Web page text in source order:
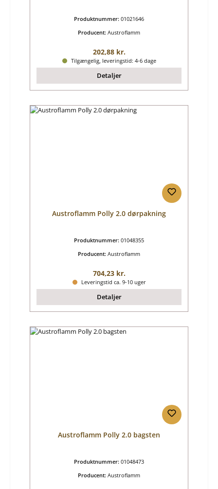
Produktnummer: 01021646
Producent: Austroflamm
Almindelig pris:
202,88 kr.
Tilgængelig, leveringstid: 4-6 dage
Detaljer
Austroflamm Polly 2.0 dørpakning
Produktnummer: 01048355
Producent: Austroflamm
Almindelig pris:
704,23 kr.
Leveringstid ca. 9-10 uger
Detaljer
Austroflamm Polly 2.0 bagsten
Produktnummer: 01048473
Producent: Austroflamm